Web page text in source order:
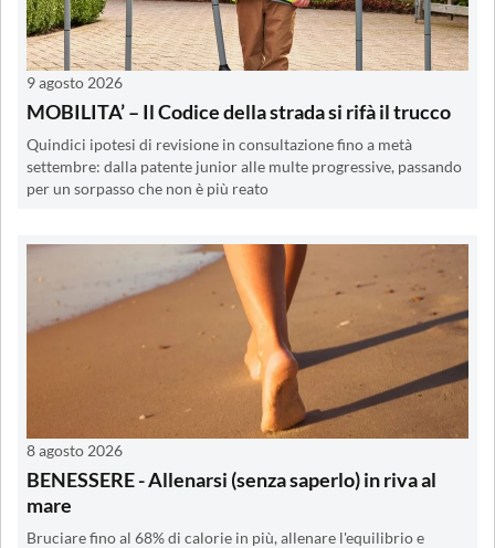
9 agosto 2026
MOBILITA’ – Il Codice della strada si rifà il trucco
Quindici ipotesi di revisione in consultazione fino a metà
settembre: dalla patente junior alle multe progressive, passando
per un sorpasso che non è più reato
8 agosto 2026
BENESSERE - Allenarsi (senza saperlo) in riva al
mare
Bruciare fino al 68% di calorie in più, allenare l'equilibrio e